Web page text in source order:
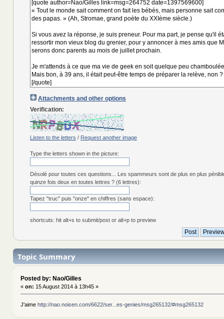
Attachments and other options
Verification:
Listen to the letters / Request another image
Type the letters shown in the picture:
Désolé pour toutes ces questions... Les spammeurs sont de plus en plus
quinze fois deux en toutes lettres ? (6 lettres):
Tapez "truc" puis "onze" en chiffres (sans espace):
shortcuts: hit alt+s to submit/post or alt+p to preview
Topic Summary
Posted by: Nao/Gilles
« on: 15 August 2014 à 13h45 »
J'aime http://nao.noisen.com/6622/ser...es-genies/msg265132/#msg265132